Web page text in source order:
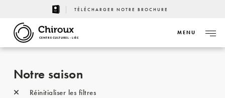
TÉLÉCHARGER NOTRE BROCHURE
CENTRE CULTUREL - LIÈGE
MENU
Notre saison
Réinitialiser les filtres